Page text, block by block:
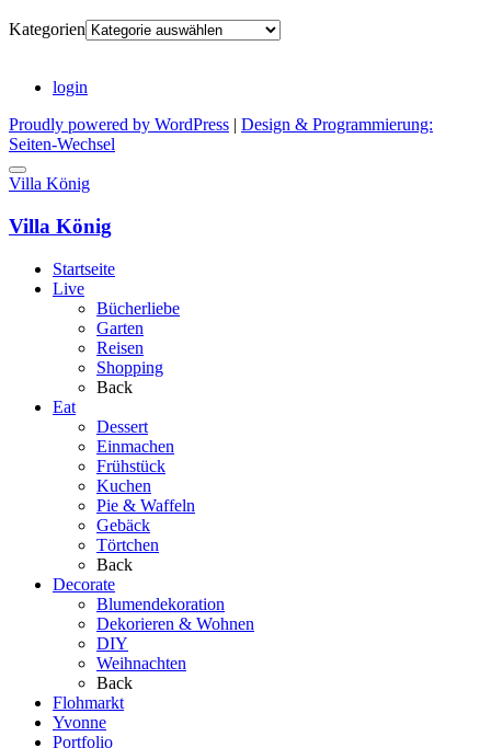
Kategorien
login
Proudly powered by WordPress
Design & Programmierung:
Seiten-Wechsel
Villa König
Villa König
Startseite
Live
Bücherliebe
Garten
Reisen
Shopping
Back
Eat
Dessert
Einmachen
Frühstück
Kuchen
Pie & Waffeln
Gebäck
Törtchen
Back
Decorate
Blumendekoration
Dekorieren & Wohnen
DIY
Weihnachten
Back
Flohmarkt
Yvonne
Portfolio